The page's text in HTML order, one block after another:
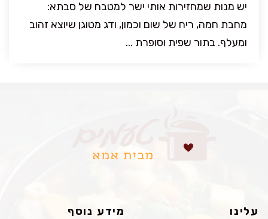
יש מנות שמחזירות אותי ישר למטבח של סבתא:
מחבת חמה, ריח של שום וכמון, ודג מטוגן שיוצא זהוב
ומעלף. בתור שפית וסופרת ...
עלינו מידע נוסף